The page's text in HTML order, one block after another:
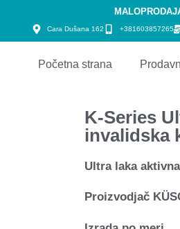
Cara Dušana 162 +381603857265
Početna strana
K-Series
invalidska
Ultra laka
Proizvodjač